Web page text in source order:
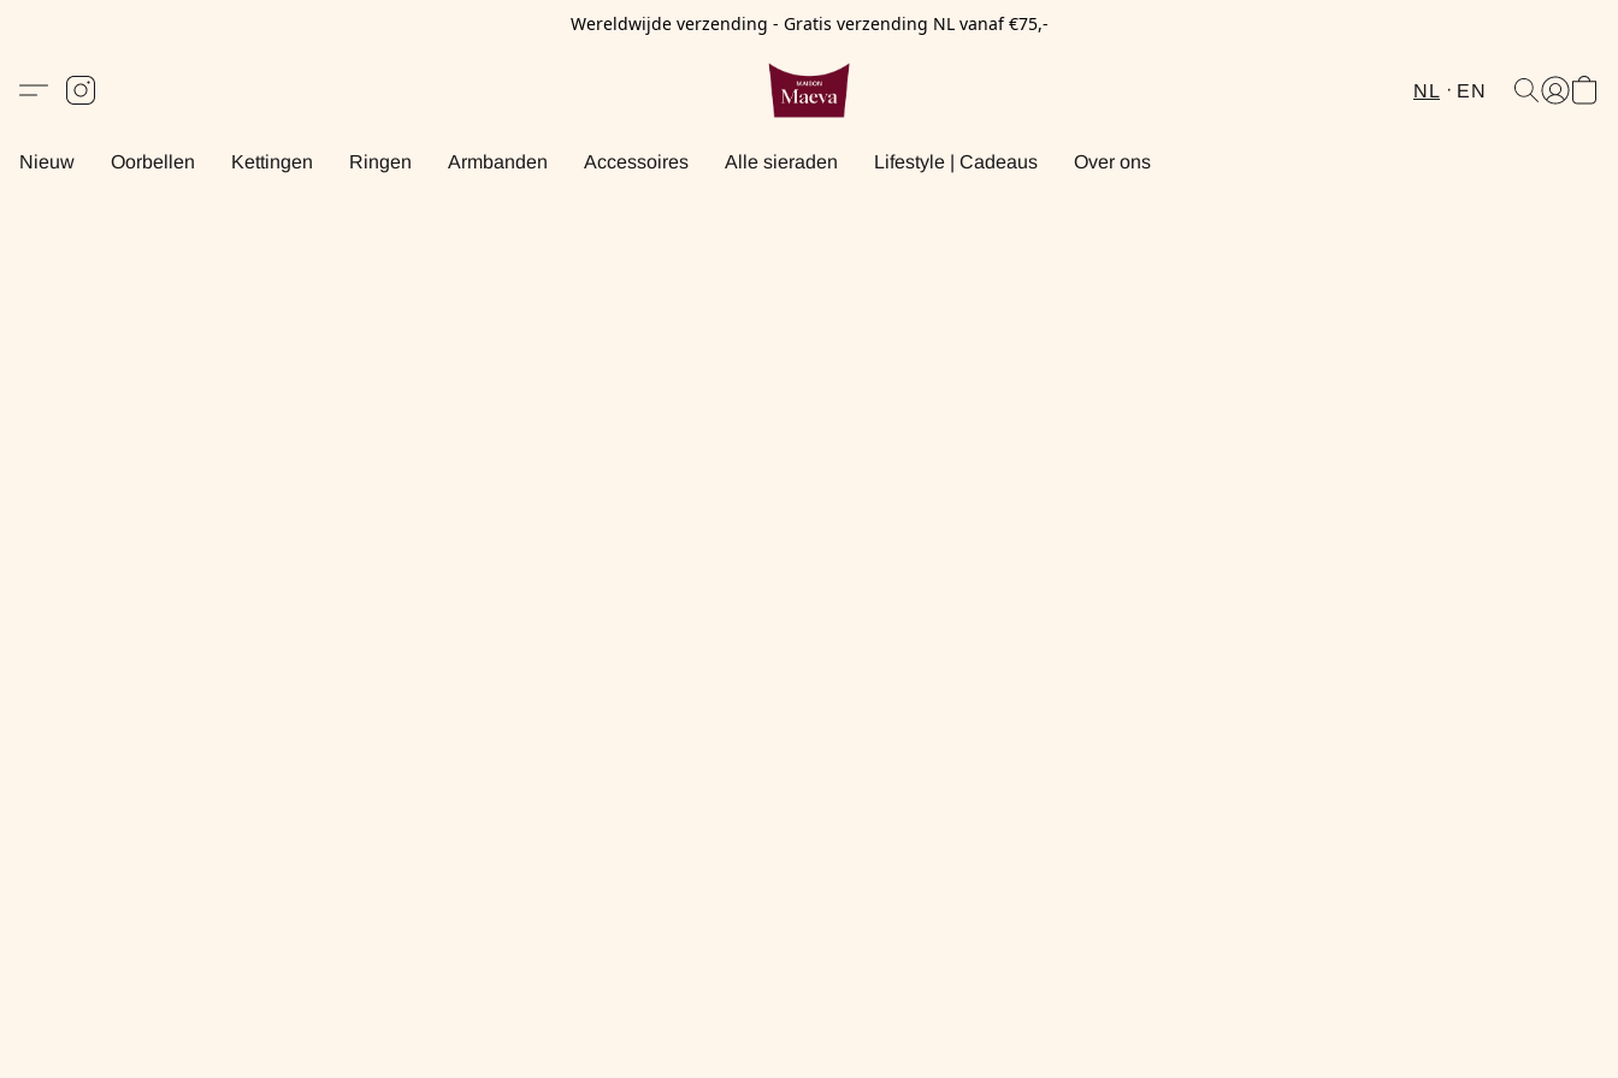
Wereldwijde verzending - Gratis verzending NL vanaf €75,-
NL EN
Nieuw Oorbellen Kettingen Ringen Armbanden Accessoires Alle sieraden Lifestyle | Cadeaus Over ons